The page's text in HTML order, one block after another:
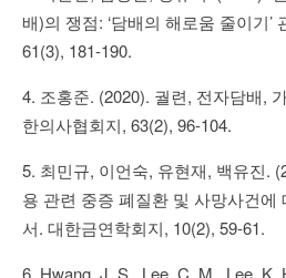
배)의 쟁점: ‘담배의 해로움 줄이기
61(3), 181-190.
4. 조홍준. (2020). 궐련, 전자담배,
한의사협회지, 63(2), 96-104.
5. 최민규, 이언숙, 유현재, 백유진.
용 관련 중증 폐질환 및 사망사건에
서. 대한금연학회지, 10(2), 59-61.
6. Hwang, J. S., Lee, C. M., Lee, K.